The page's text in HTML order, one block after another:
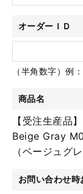
オーダーＩＤ
（半角数字）
商品名
【受注生産品
Beige Gray
（ベージュグレ
お問い合わせ時